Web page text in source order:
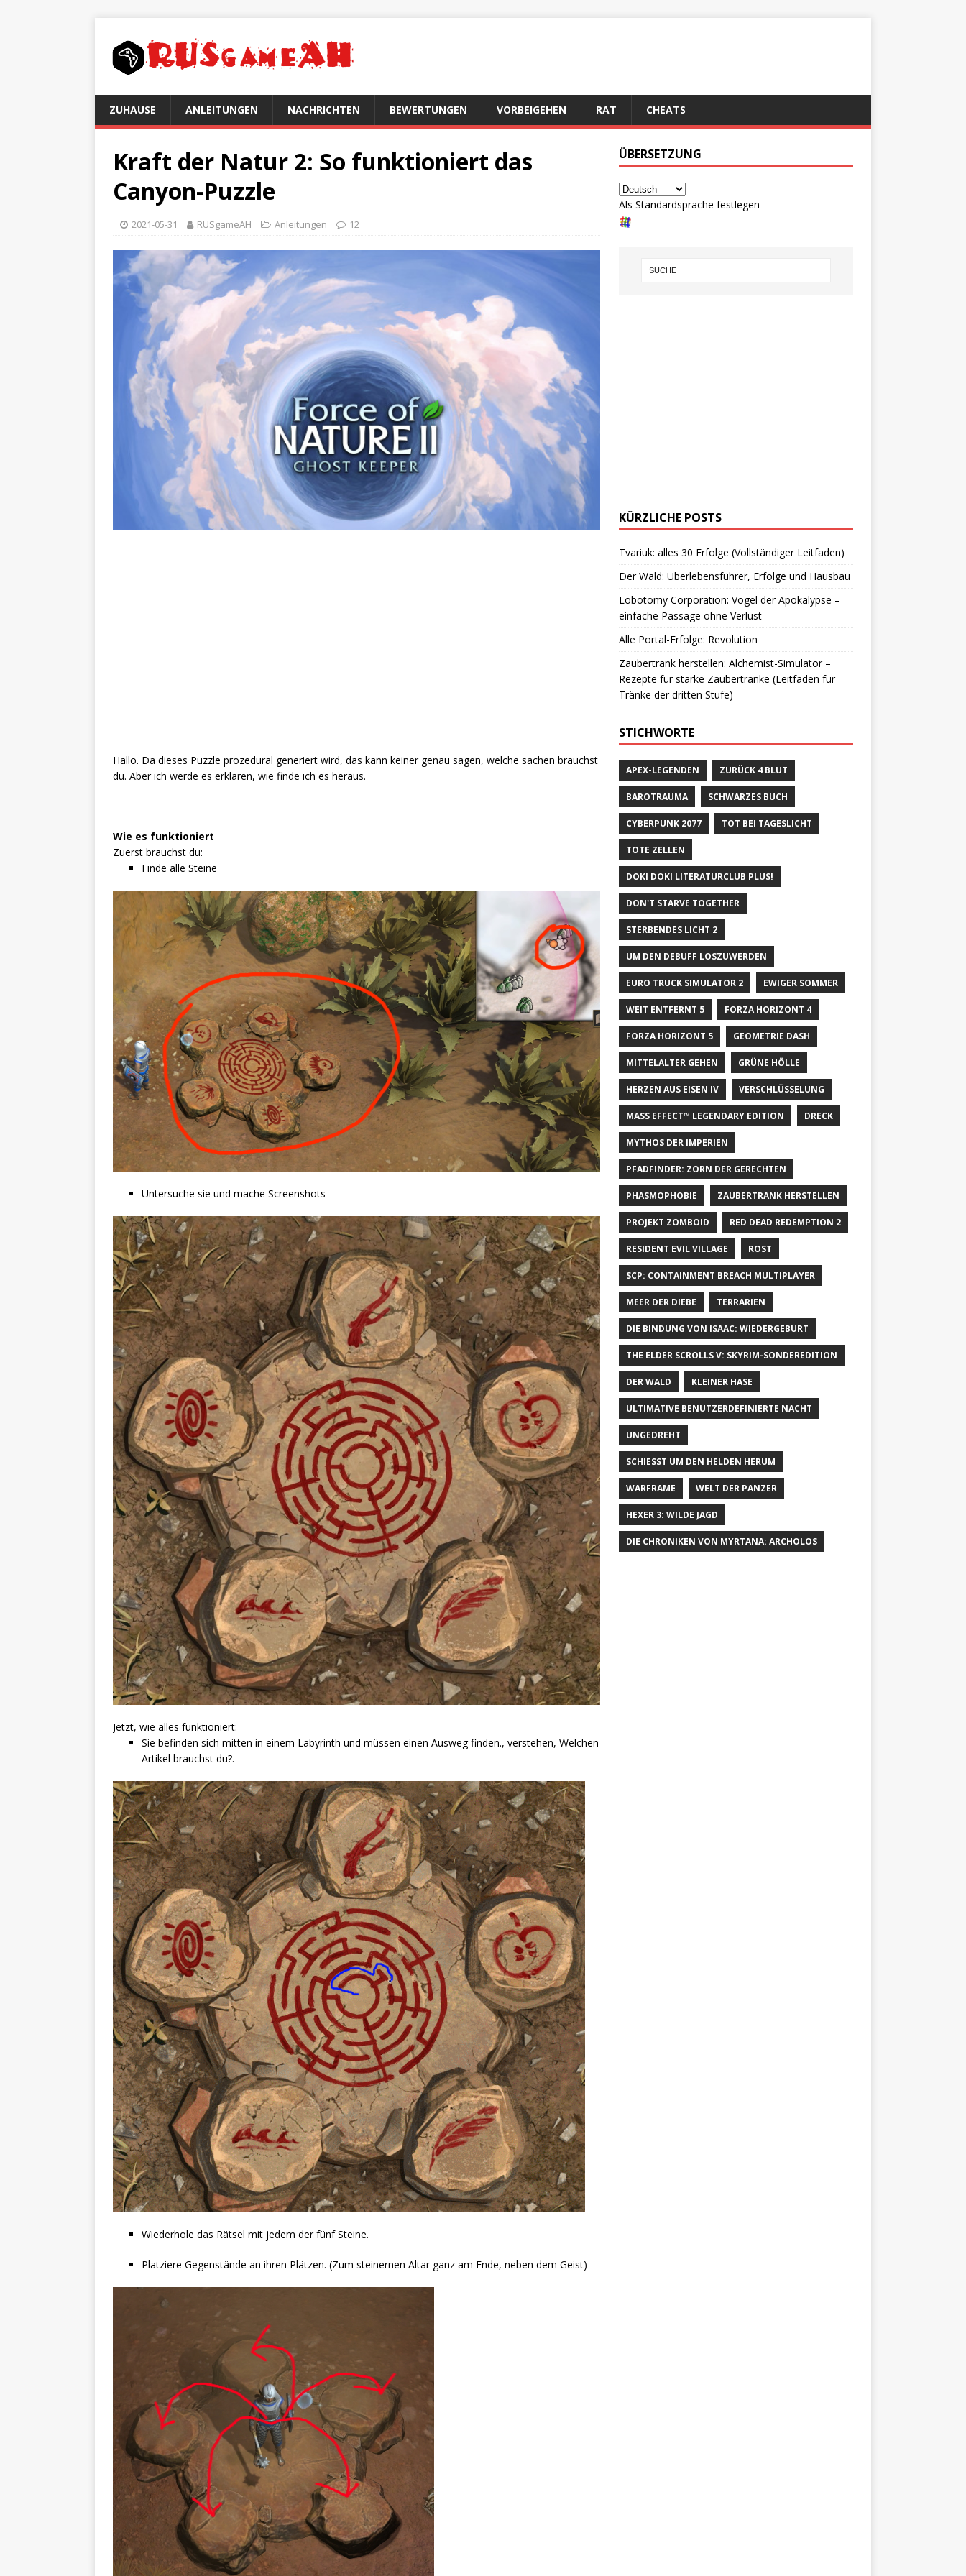
ZUHAUSE ANLEITUNGEN NACHRICHTEN BEWERTUNGEN VORBEIGEHEN RAT CHEATS
Kraft der Natur 2: So funktioniert das
Canyon-Puzzle
2021-05-31 RUSgameAH Anleitungen 12
Hallo. Da dieses Puzzle prozedural generiert wird, das kann keiner genau sagen, welche sachen brauchst
du. Aber ich werde es erklären, wie finde ich es heraus.
Wie es funktioniert
Zuerst brauchst du:
Finde alle Steine
Untersuche sie und mache Screenshots
Jetzt, wie alles funktioniert:
Sie befinden sich mitten in einem Labyrinth und müssen einen Ausweg finden., verstehen, Welchen
Artikel brauchst du?.
Wiederhole das Rätsel mit jedem der fünf Steine.
Platziere Gegenstände an ihren Plätzen. (Zum steinernen Altar ganz am Ende, neben dem Geist)
ÜBERSETZUNG
Als Standardsprache festlegen
KÜRZLICHE POSTS
Tvariuk: alles 30 Erfolge (Vollständiger Leitfaden)
Der Wald: Überlebensführer, Erfolge und Hausbau
Lobotomy Corporation: Vogel der Apokalypse –
einfache Passage ohne Verlust
Alle Portal-Erfolge: Revolution
Zaubertrank herstellen: Alchemist-Simulator –
Rezepte für starke Zaubertränke (Leitfaden für
Tränke der dritten Stufe)
STICHWORTE
APEX-LEGENDEN ZURÜCK 4 BLUT
BAROTRAUMA SCHWARZES BUCH
CYBERPUNK 2077 TOT BEI TAGESLICHT
TOTE ZELLEN
DOKI DOKI LITERATURCLUB PLUS!
DON'T STARVE TOGETHER
STERBENDES LICHT 2
UM DEN DEBUFF LOSZUWERDEN
EURO TRUCK SIMULATOR 2 EWIGER SOMMER
WEIT ENTFERNT 5 FORZA HORIZONT 4
FORZA HORIZONT 5 GEOMETRIE DASH
MITTELALTER GEHEN GRÜNE HÖLLE
HERZEN AUS EISEN IV VERSCHLÜSSELUNG
MASS EFFECT™ LEGENDARY EDITION DRECK
MYTHOS DER IMPERIEN
PFADFINDER: ZORN DER GERECHTEN
PHASMOPHOBIE ZAUBERTRANK HERSTELLEN
PROJEKT ZOMBOID RED DEAD REDEMPTION 2
RESIDENT EVIL VILLAGE ROST
SCP: CONTAINMENT BREACH MULTIPLAYER
MEER DER DIEBE TERRARIEN
DIE BINDUNG VON ISAAC: WIEDERGEBURT
THE ELDER SCROLLS V: SKYRIM-SONDEREDITION
DER WALD KLEINER HASE
ULTIMATIVE BENUTZERDEFINIERTE NACHT
UNGEDREHT
SCHIESST UM DEN HELDEN HERUM
WARFRAME WELT DER PANZER
HEXER 3: WILDE JAGD
DIE CHRONIKEN VON MYRTANA: ARCHOLOS